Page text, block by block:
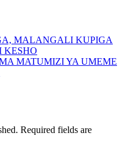
MALANGALI KUPIGA
KESHO
MATUMIZI YA UMEME
Required fields are